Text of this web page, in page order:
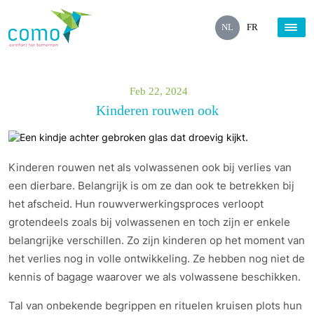
NL FR
Feb 22, 2024
Kinderen rouwen ook
Kinderen rouwen net als volwassenen ook bij verlies van
een dierbare. Belangrijk is om ze dan ook te betrekken bij
het afscheid. Hun rouwverwerkingsproces verloopt
grotendeels zoals bij volwassenen en toch zijn er enkele
belangrijke verschillen. Zo zijn kinderen op het moment van
het verlies nog in volle ontwikkeling. Ze hebben nog niet de
kennis of bagage waarover we als volwassene beschikken.
Tal van onbekende begrippen en rituelen kruisen plots hun